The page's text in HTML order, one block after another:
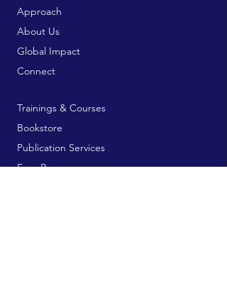
Approach
About Us
Global Impact
Connect
Trainings & Courses
Bookstore
Publication Services
Free Resources